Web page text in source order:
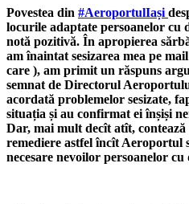
Povestea din #AeroportulIași
locurile adaptate persoanelor cu
notă pozitivă. În apropierea
am înaintat sesizarea mea pe
care ), am primit un răspuns
semnat de Directorul
acordată problemelor sesizate,
situația și au confirmat ei înșiși
Dar, mai mult decît atît,
remediere astfel încît Aeroportul
necesare nevoilor persoanelor